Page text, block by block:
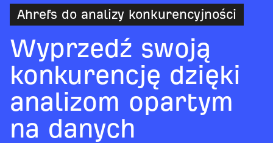
Ahrefs do analizy konkurencyjności
Wyprzedź swoją
konkurencję dzięki
analizom opartym
na danych